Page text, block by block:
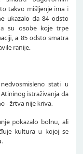
takvo mišljenje ima i
ukazalo da 84 odsto
su osobe koje trpe
a 85 odsto smatra
ranije.
stati u
istraživanja da
- žrtva nije kriva.
pokazalo bolnu, ali
kultura u kojoj se